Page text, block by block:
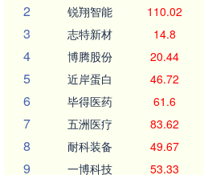
2 锐翔智能 110.02
3 志特新材 14.8
4 博腾股份 20.44
5 近岸蛋白 46.72
6 毕得医药 61.6
7 五洲医疗 83.62
8 耐科装备 49.67
9 一博科技 53.33